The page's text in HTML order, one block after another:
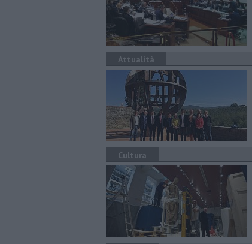
Attualità
Cultura